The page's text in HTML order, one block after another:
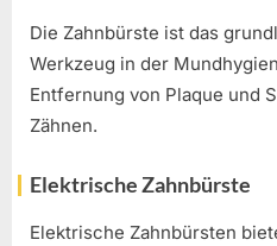
Die Zahnbürste ist das
Werkzeug in der
Entfernung von Plaque und
Zähnen.
Elektrische Zahnbürste
Elektrische Zahnbürsten